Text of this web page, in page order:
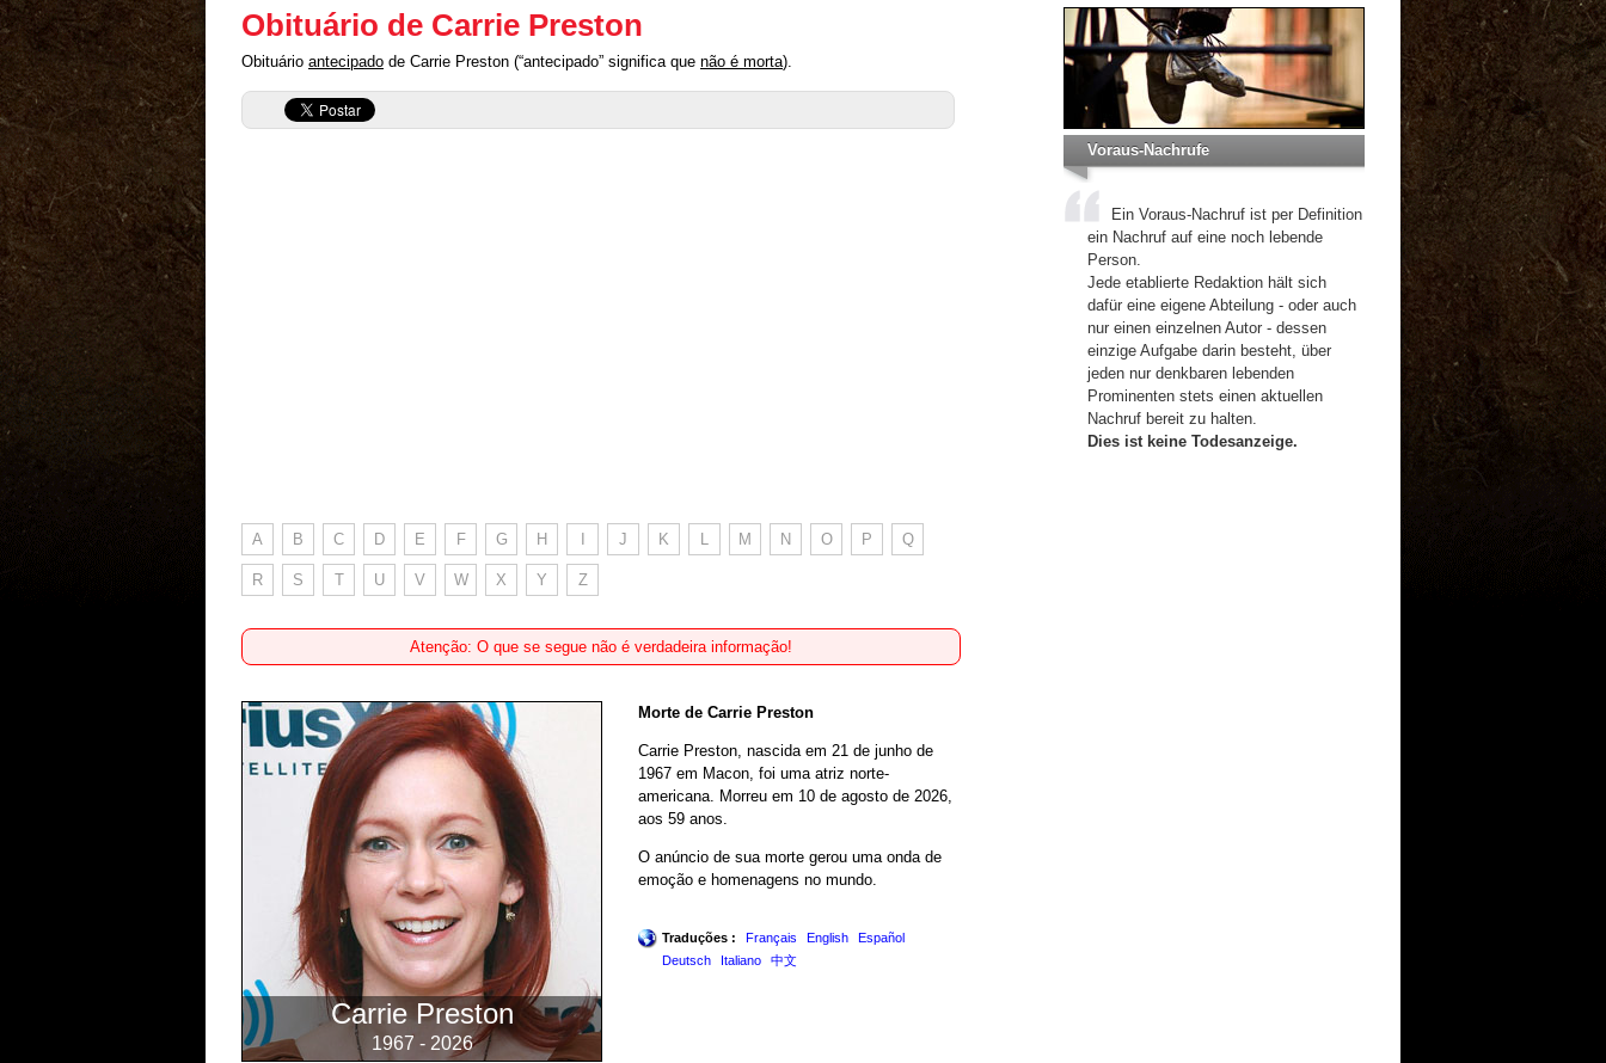
Obituário de Carrie Preston
Obituário antecipado de Carrie Preston (“antecipado” significa que não é morta).
A B C D E F G H J K L M N O P Q
R S T U V W X Y Z
Atenção: O que se segue não é verdadeira informação!
Carrie Preston
1967 - 2026
Morte de Carrie Preston
Carrie Preston, nascida em 21 de junho de
1967 em Macon, foi uma atriz norte-
americana. Morreu em 10 de agosto de 2026,
aos 59 anos.
O anúncio de sua morte gerou uma onda de
emoção e homenagens no mundo.
Traduções : Français English
Español
Deutsch
Italiano 中文
Voraus-Nachrufe
Ein Voraus-Nachruf ist per Definition
ein Nachruf auf eine noch lebende
Person.
Jede etablierte Redaktion hält sich
dafür eine eigene Abteilung - oder auch
nur einen einzelnen Autor - dessen
einzige Aufgabe darin besteht, über
jeden nur denkbaren lebenden
Prominenten stets einen aktuellen
Nachruf bereit zu halten.
Dies ist keine Todesanzeige.